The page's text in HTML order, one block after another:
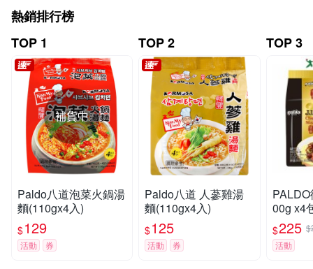
熱銷排行榜
TOP 1
補貨中
Paldo八道泡菜火鍋湯
麵(110gx4入)
$129
活動 券
TOP 2
Paldo八道 人蔘雞湯
麵(110gx4入)
$125
活動 券
TOP 3
00g x4
$225
活動